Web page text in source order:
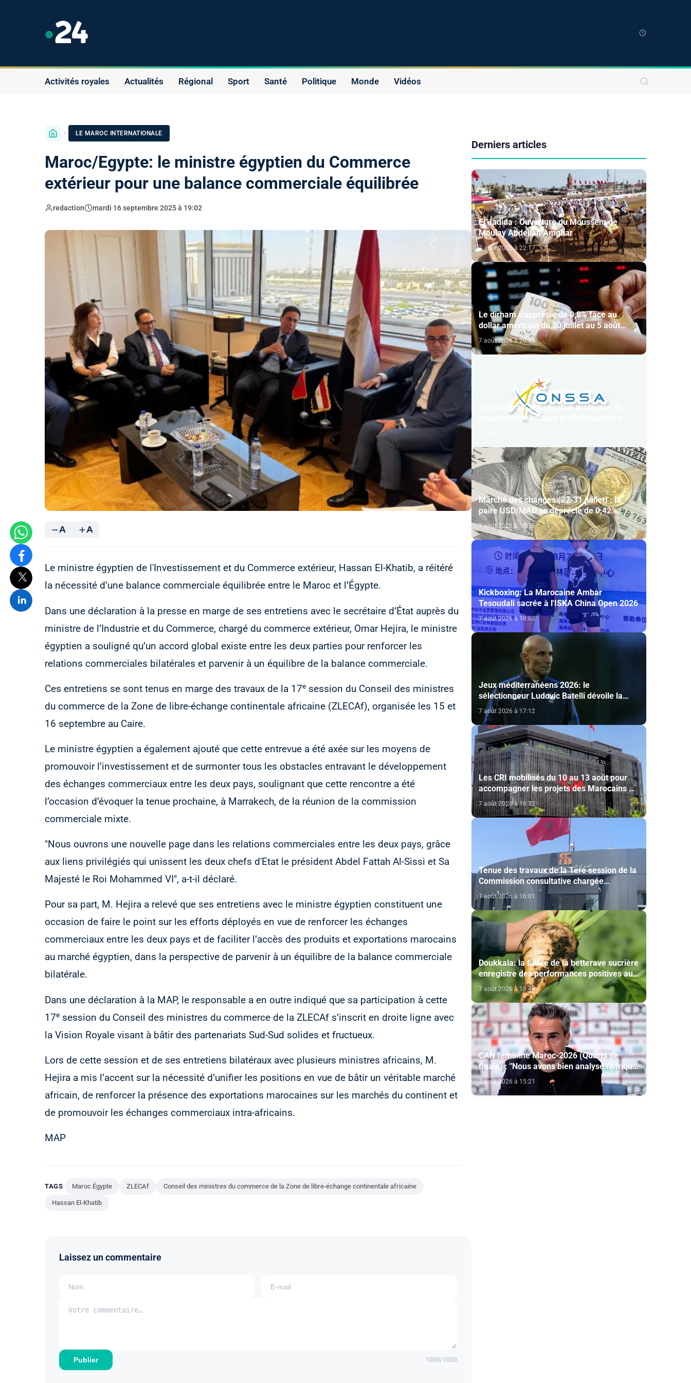
Activités royales Actualités Régional Sport Santé Politique Monde Vidéos
LE MAROC INTERNATIONALE
Maroc/Egypte: le ministre égyptien du Commerce
extérieur pour une balance commerciale équilibrée
redaction mardi 16 septembre 2025 à 19:02
A A
Le ministre égyptien de l'Investissement et du Commerce extérieur, Hassan El-Khatib, a réitéré
la nécessité d’une balance commerciale équilibrée entre le Maroc et l’Égypte.
Dans une déclaration à la presse en marge de ses entretiens avec le secrétaire d’État auprès du
ministre de l’Industrie et du Commerce, chargé du commerce extérieur, Omar Hejira, le ministre
égyptien a souligné qu’un accord global existe entre les deux parties pour renforcer les
relations commerciales bilatérales et parvenir à un équilibre de la balance commerciale.
Ces entretiens se sont tenus en marge des travaux de la 17ᵉ session du Conseil des ministres
du commerce de la Zone de libre-échange continentale africaine (ZLECAf), organisée les 15 et
16 septembre au Caire.
Le ministre égyptien a également ajouté que cette entrevue a été axée sur les moyens de
promouvoir l’investissement et de surmonter tous les obstacles entravant le développement
des échanges commerciaux entre les deux pays, soulignant que cette rencontre a été
l’occasion d’évoquer la tenue prochaine, à Marrakech, de la réunion de la commission
commerciale mixte.
"Nous ouvrons une nouvelle page dans les relations commerciales entre les deux pays, grâce
aux liens privilégiés qui unissent les deux chefs d'Etat le président Abdel Fattah Al-Sissi et Sa
Majesté le Roi Mohammed VI", a-t-il déclaré.
Pour sa part, M. Hejira a relevé que ses entretiens avec le ministre égyptien constituent une
occasion de faire le point sur les efforts déployés en vue de renforcer les échanges
commerciaux entre les deux pays et de faciliter l’accès des produits et exportations marocains
au marché égyptien, dans la perspective de parvenir à un équilibre de la balance commerciale
bilatérale.
Dans une déclaration à la MAP, le responsable a en outre indiqué que sa participation à cette
17ᵉ session du Conseil des ministres du commerce de la ZLECAf s’inscrit en droite ligne avec
la Vision Royale visant à bâtir des partenariats Sud-Sud solides et fructueux.
Lors de cette session et de ses entretiens bilatéraux avec plusieurs ministres africains, M.
Hejira a mis l’accent sur la nécessité d’unifier les positions en vue de bâtir un véritable marché
africain, de renforcer la présence des exportations marocaines sur les marchés du continent et
de promouvoir les échanges commerciaux intra-africains.
MAP
TAGS Maroc Égypte ZLECAf Conseil des ministres du commerce de la Zone de libre-échange continentale africaine
Hassan El-Khatib
Laissez un commentaire
Publier 1000/1000
Derniers articles
El Jadida : Ouverture du Moussem de
Moulay Abdellah Amghar
7 août 2026 à 22:17
Le dirham s'apprécie de 0,8% face au
dollar américain du 30 juillet au 5 août
(BAM)
7 août 2026 à 20:49
Signature à Santiago d'un protocole de
coopération sanitaire et phytosanitaire
Marché des changes (27-31 juillet) : la
paire USD/MAD se déprécie de 0,42%
(AGR)
7 août 2026 à 18:35
Kickboxing: La Marocaine Ambar
Tesoudali sacrée à l'ISKA China Open 2026
7 août 2026 à 18:02
Jeux méditerranéens 2026: le
sélectionneur Ludovic Batelli dévoile la
liste finale de l'équipe nationale U20
7 août 2026 à 17:12
Les CRI mobilisés du 10 au 13 août pour
accompagner les projets des Marocains du
Monde
7 août 2026 à 16:32
Tenue des travaux de la 1ere session de la
Commission consultative chargée
d’émettre un avis sur la délivrance de la
carte du professionnel du cinéma (CCM)
7 août 2026 à 16:01
Doukkala: la filière de la betterave sucrière
enregistre des performances positives au
titre de la campagne agricole 2025-2026
7 août 2026 à 15:49
CAN féminine Maroc-2026 (Quarts de
finale) : "Nous avons bien analysé l'Afrique
du Sud pour aller chercher la victoire"
(Jorge Vilda)
7 août 2026 à 15:21